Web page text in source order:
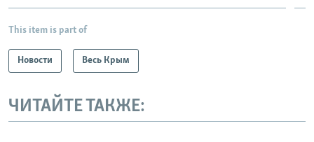
This item is part of
Новости Весь Крым
ЧИТАЙТЕ ТАКЖЕ: